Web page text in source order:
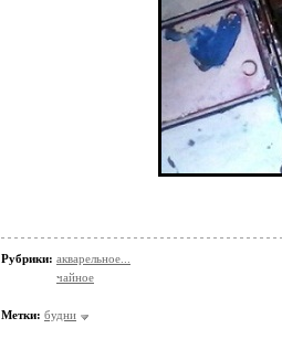
Рубрики: акварельное...
чайное
Метки: будни